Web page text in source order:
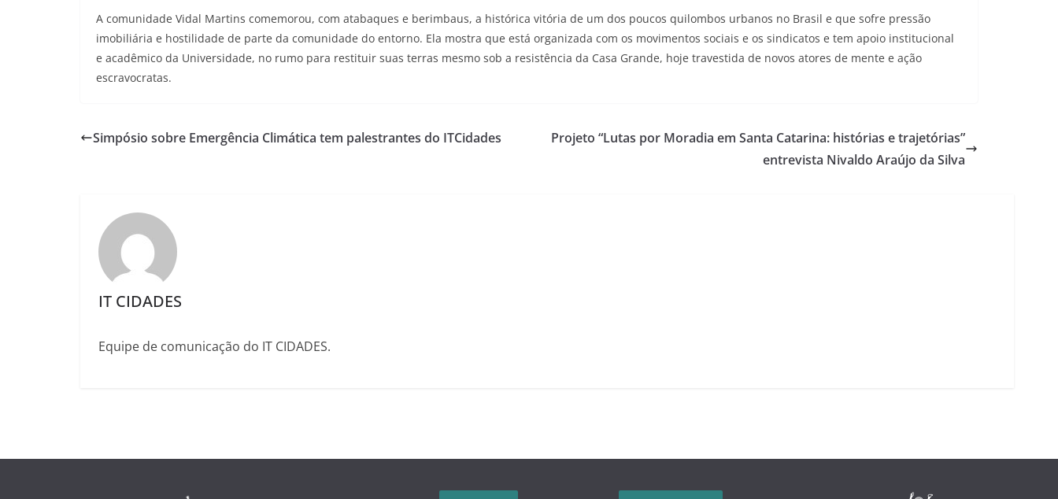
A comunidade Vidal Martins comemorou, com atabaques e berimbaus, a histórica vitória de um dos poucos quilombos urbanos no Brasil e que sofre pressão
imobiliária e hostilidade de parte da comunidade do entorno. Ela mostra que está organizada com os movimentos sociais e os sindicatos e tem apoio institucional
e acadêmico da Universidade, no rumo para restituir suas terras mesmo sob a resistência da Casa Grande, hoje travestida de novos atores de mente e ação
escravocratas.
Simpósio sobre Emergência Climática tem palestrantes do ITCidades
Projeto “Lutas por Moradia em Santa Catarina: histórias e trajetórias”
entrevista Nivaldo Araújo da Silva
IT CIDADES
Equipe de comunicação do IT CIDADES.